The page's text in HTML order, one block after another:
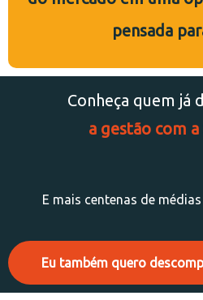
pensada
Conheça quem já
a gestão com
E mais centenas de
Eu também quero